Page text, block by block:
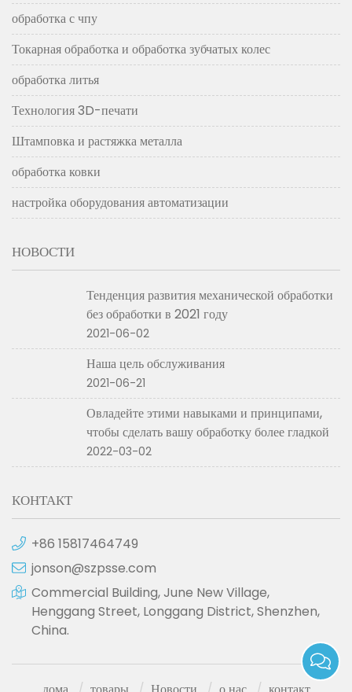
обработка с чпу
Токарная обработка и обработка зубчатых колес
обработка литья
Технология 3D-печати
Штамповка и растяжка металла
обработка ковки
настройка оборудования автоматизации
НОВОСТИ
Тенденция развития механической обработки
без обработки в 2021 году
2021-06-02
Наша цель обслуживания
2021-06-21
Овладейте этими навыками и принципами,
чтобы сделать вашу обработку более гладкой
2022-03-02
КОНТАКТ
+86 15817464749
jonson@szpsse.com
Commercial Building, June New Village,
Henggang Street, Longgang District, Shenzhen,
China.